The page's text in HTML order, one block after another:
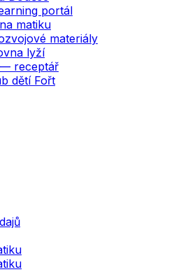
portál
matiku
materiály
lyží
— receptář
dětí Fořt